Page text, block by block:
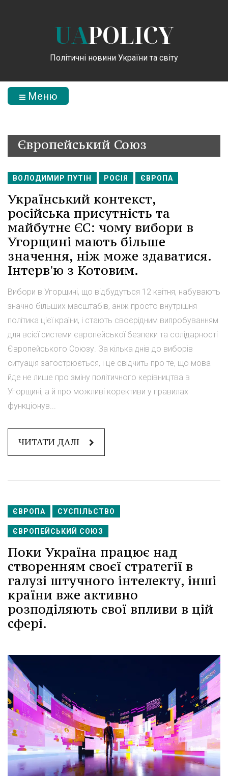
UAPOLICY
Політичні новини України та світу
Меню
Європейський Союз
ВОЛОДИМИР ПУТІН РОСІЯ ЄВРОПА
Український контекст,
російська присутність та
майбутнє ЄС: чому вибори в
Угорщині мають більше
значення, ніж може здаватися.
Інтерв'ю з Котовим.
Вибори в Угорщині, що відбудуться 12 квітня, набувають
значно більших масштабів, аніж просто внутрішня
політика цієї країни, і стають своєрідним випробуванням
для всієї системи європейської безпеки та солідарності
Європейського Союзу. За кілька днів до виборів
ситуація загострюється, і це свідчить про те, що мова
йде не лише про зміну політичного керівництва в
Угорщині, а й про можливі корективи у правилах
функціонув...
ЧИТАТИ ДАЛІ
ЄВРОПА СУСПІЛЬСТВО
ЄВРОПЕЙСЬКИЙ СОЮЗ
Поки Україна працює над
створенням своєї стратегії в
галузі штучного інтелекту, інші
країни вже активно
розподіляють свої впливи в цій
сфері.